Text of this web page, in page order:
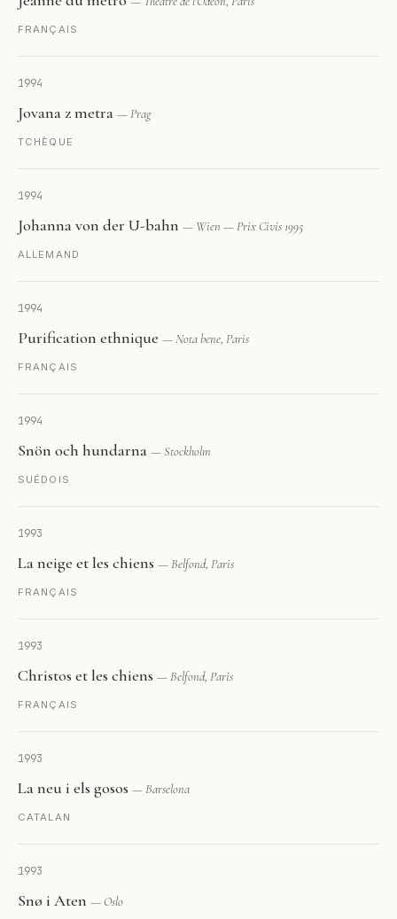
FRANÇAIS
1994
Jovana z metra — Prag
TCHÈQUE
1994
Johanna von der U-bahn — Wien — Prix Civis 1995
ALLEMAND
1994
Purification ethnique — Nota bene, Paris
FRANÇAIS
1994
Snön och hundarna — Stockholm
SUÉDOIS
1993
La neige et les chiens — Belfond, Paris
FRANÇAIS
1993
Christos et les chiens — Belfond, Paris
FRANÇAIS
1993
La neu i els gosos — Barselona
CATALAN
1993
Snø i Aten — Oslo